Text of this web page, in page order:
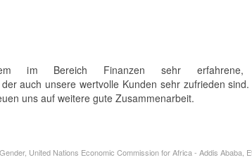
im Bereich Finanzen sehr erfahrene,
auch unsere wertvolle Kunden sehr zufrieden
uns auf weitere gute Zusammenarbeit.
United Nations Economic Commission for Africa - Addis Ababa,